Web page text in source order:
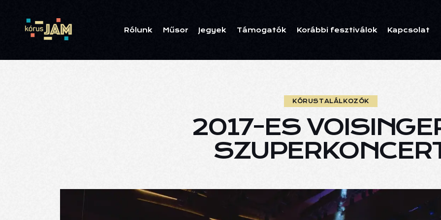
Rólunk Műsor Jegyek Támogatók Korábbi fesztiválok Kapcsolat
KÓRUSTALÁLKOZÓK
2017-ES